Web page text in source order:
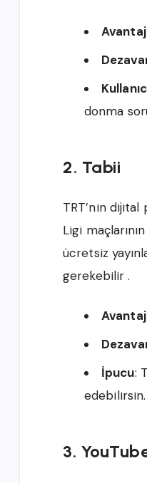
donma
2. Tabii
TRT’nin
Ligi
ücretsiz
gerekebilir .
İpucu:
edebilirsin.
3.